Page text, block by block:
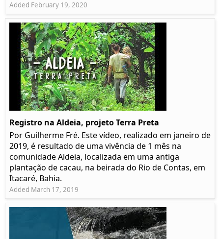
Added February 19, 2020
Registro na Aldeia, projeto Terra Preta
Por Guilherme Fré. Este vídeo, realizado em janeiro de
2019, é resultado de uma vivência de 1 mês na
comunidade Aldeia, localizada em uma antiga
plantação de cacau, na beirada do Rio de Contas, em
Itacaré, Bahia.
Added March 17, 2019